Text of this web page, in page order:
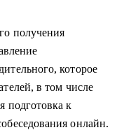
получения
которое
в том числе
подготовка к
онлайн.